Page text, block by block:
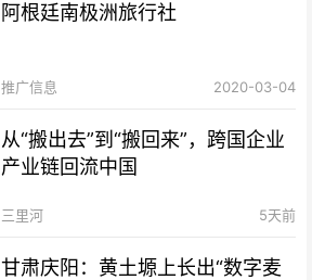
阿根廷南极洲旅行社
推广信息 2020-03-04
从“搬出去”到“搬回来”，跨国企业
产业链回流中国
三里河 5天前
甘肃庆阳：黄土塬上长出“数字麦